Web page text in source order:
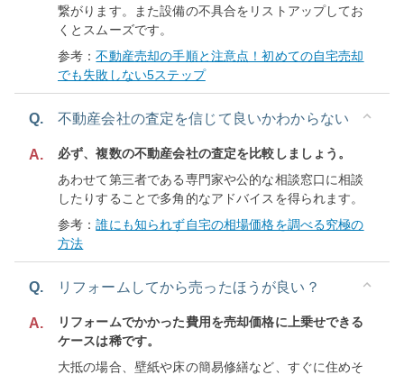
繋がります。また設備の不具合をリストアップしてお
くとスムーズです。
参考：不動産売却の手順と注意点！初めての自宅売却
でも失敗しない5ステップ
Q. 不動産会社の査定を信じて良いかわからない
A.
必ず、複数の不動産会社の査定を比較しましょう。
あわせて第三者である専門家や公的な相談窓口に相談
したりすることで多角的なアドバイスを得られます。
参考：誰にも知られず自宅の相場価格を調べる究極の
方法
Q. リフォームしてから売ったほうが良い？
A.
リフォームでかかった費用を売却価格に上乗せできる
ケースは稀です。
大抵の場合、壁紙や床の簡易修繕など、すぐに住めそ